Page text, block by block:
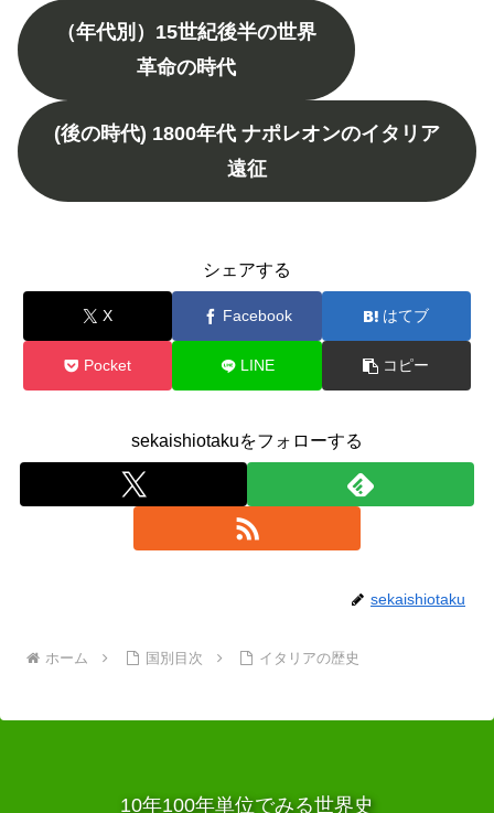
（年代別）15世紀後半の世界
革命の時代
(後の時代) 1800年代 ナポレオンのイタリア
遠征
シェアする
X Facebook はてブ
Pocket LINE コピー
sekaishiotakuをフォローする
sekaishiotaku
ホーム 国別目次 イタリアの歴史
10年100年単位でみる世界史